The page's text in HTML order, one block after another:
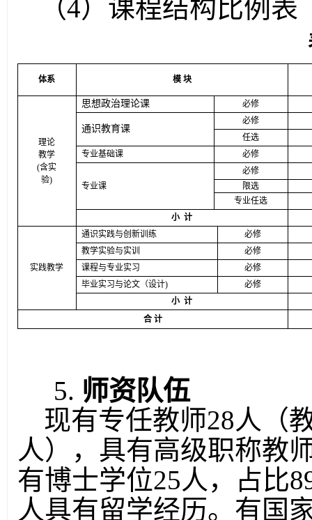
（4）课程结构比例表
体系 模 块
理论
教学
(含实
验)
思想政治理论课 必修
通识教育课
必修
任选
专业基础课
必修
专业课
必修
限选
专业任选
小 计
实践教学
通识实践与创新训练
必修
教学实验与实训
必修
课程与专业实习
必修
毕业实习与论文（设计)
必修
小 计
合 计
5. 师资队伍
现有专任教师28人（
人），具有高级职称教
有博士学位25人，占比
人具有留学经历。有国